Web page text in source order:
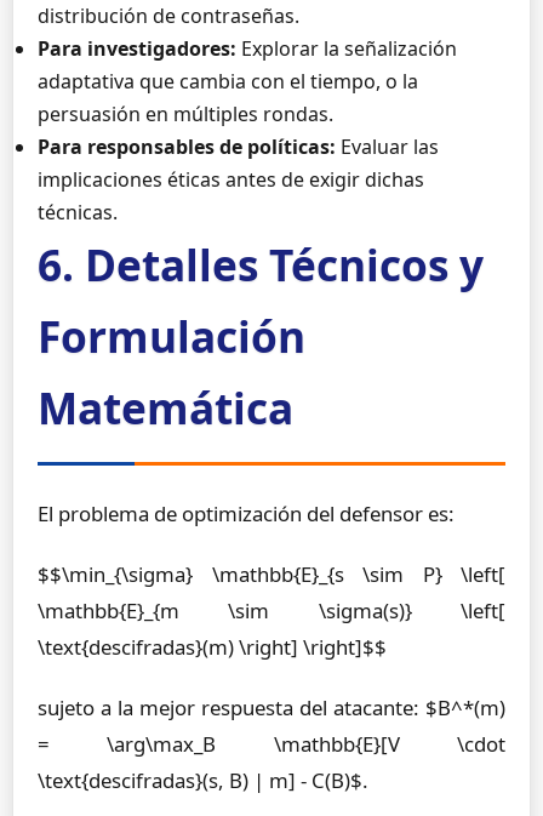
distribución de contraseñas.
Para investigadores: Explorar la señalización
adaptativa que cambia con el tiempo, o la
persuasión en múltiples rondas.
Para responsables de políticas: Evaluar las
implicaciones éticas antes de exigir dichas
técnicas.
6. Detalles Técnicos y
Formulación
Matemática
El problema de optimización del defensor es:
$$\min_{\sigma} \mathbb{E}_{s \sim P} \left[
\mathbb{E}_{m \sim \sigma(s)} \left[
\text{descifradas}(m) \right] \right]$$
sujeto a la mejor respuesta del atacante: $B^*(m)
= \arg\max_B \mathbb{E}[V \cdot
\text{descifradas}(s, B) | m] - C(B)$.